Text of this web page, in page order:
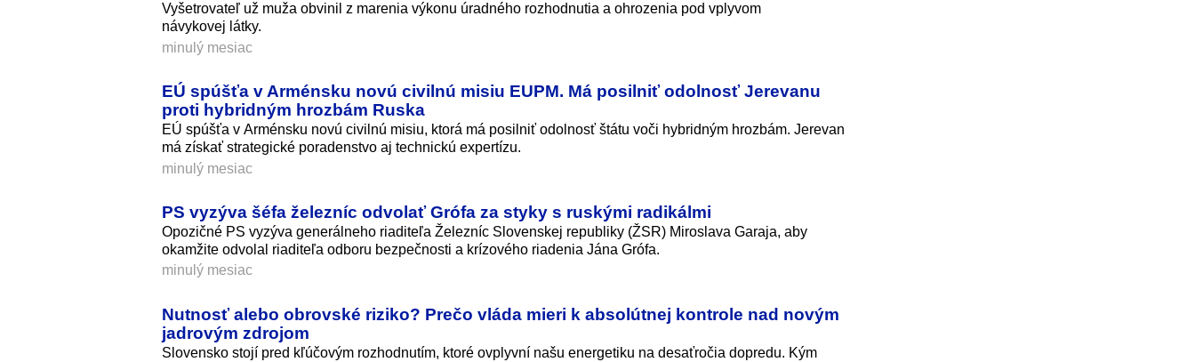
Vyšetrovateľ už muža obvinil z marenia výkonu úradného rozhodnutia a ohrozenia pod vplyvom
návykovej látky.
minulý mesiac
EÚ spúšťa v Arménsku novú civilnú misiu EUPM. Má posilniť odolnosť Jerevanu
proti hybridným hrozbám Ruska
EÚ spúšťa v Arménsku novú civilnú misiu, ktorá má posilniť odolnosť štátu voči hybridným hrozbám. Jerevan
má získať strategické poradenstvo aj technickú expertízu.
minulý mesiac
PS vyzýva šéfa železníc odvolať Grófa za styky s ruskými radikálmi
Opozičné PS vyzýva generálneho riaditeľa Železníc Slovenskej republiky (ŽSR) Miroslava Garaja, aby
okamžite odvolal riaditeľa odboru bezpečnosti a krízového riadenia Jána Grófa.
minulý mesiac
Nutnosť alebo obrovské riziko? Prečo vláda mieri k absolútnej kontrole nad novým
jadrovým zdrojom
Slovensko stojí pred kľúčovým rozhodnutím, ktoré ovplyvní našu energetiku na desaťročia dopredu. Kým